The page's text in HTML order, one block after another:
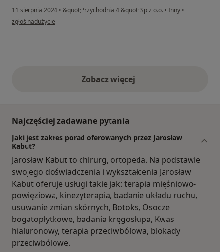
11 sierpnia 2024 • &quot;Przychodnia 4 &quot; Sp z o.o. • Inny •
w opinii użytkownika Mariusz
zgłoś nadużycie
Zobacz więcejopinie powyżej
Najczęściej zadawane pytania
Jaki jest zakres porad oferowanych przez Jarosław
Kabut?
Jarosław Kabut to chirurg, ortopeda. Na podstawie
swojego doświadczenia i wykształcenia Jarosław
Kabut oferuje usługi takie jak: terapia mięśniowo-
powięziowa, kinezyterapia, badanie układu ruchu,
usuwanie zmian skórnych, Botoks, Osocze
bogatopłytkowe, badania kręgosłupa, Kwas
hialuronowy, terapia przeciwbólowa, blokady
przeciwbólowe.